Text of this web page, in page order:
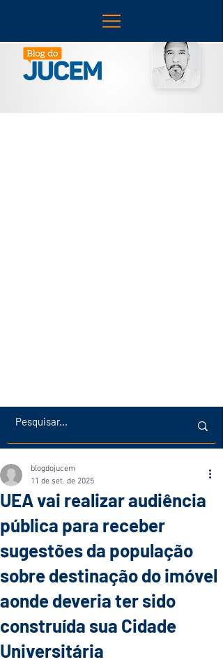
UEA vai realizar audiência
pública para receber
sugestões da população
sobre destinação do imóvel
aonde deveria ter sido
construída sua Cidade
Universitária
blogdojucem
11 de set. de 2025